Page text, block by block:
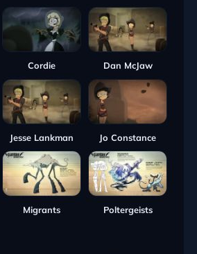
Cordie Dan McJaw
Jesse Lankman Jo Constance
Migrants Poltergeists